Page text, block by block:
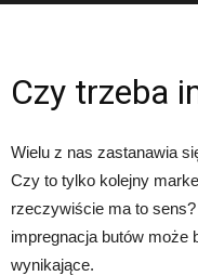
Czy trzeba
Wielu z nas zastanawia
Czy to tylko kolejny
rzeczywiście ma to
impregnacja butów może
wynikające.